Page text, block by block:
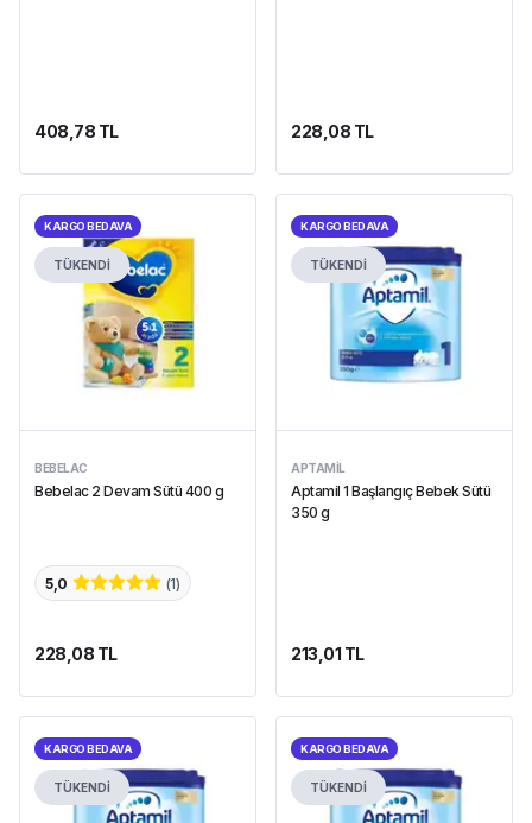
408,78 TL 228,08 TL
KARGO BEDAVA
TÜKENDİ
BEBELAC
Bebelac 2 Devam Sütü 400 g
5,0 (1)
228,08 TL
KARGO BEDAVA
TÜKENDİ
APTAMIL
Aptamil 1 Başlangıç Bebek Sütü
350 g
213,01 TL
KARGO BEDAVA
TÜKENDİ
KARGO BEDAVA
TÜKENDİ